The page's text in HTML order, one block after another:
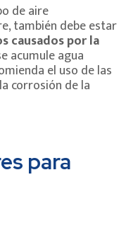
de aire
también debe estar
causados por la
acumule agua
el uso de las
corrosión de la
para